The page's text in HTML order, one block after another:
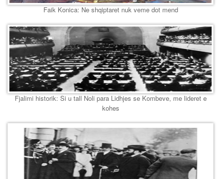
Faik Konica: Ne shqiptaret nuk veme dot mend
Fjalimi historik: Si u tall Noli para Lidhjes se Kombeve, me lideret e
kohes